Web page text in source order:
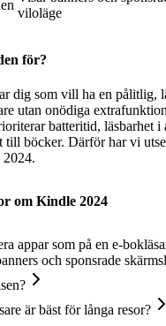
viloläge
för?
dig som vill ha en pålitlig,
utan onödiga
batteritid, läsbarhet i
till böcker. Därför har vi
2024.
om Kindle 2024
appar som på en e-
och sponsrade
är bäst för långa resor?